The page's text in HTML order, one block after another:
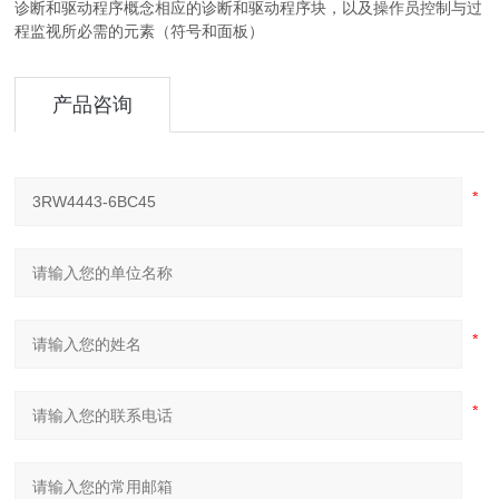
诊断和驱动程序概念相应的诊断和驱动程序块，以及操作员控制与过
程监视所必需的元素（符号和面板）
产品咨询